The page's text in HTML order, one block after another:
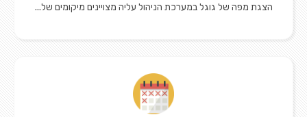
הצגת מפה של גוגל במערכת הניהול עליה מצויינים מיקומים של...